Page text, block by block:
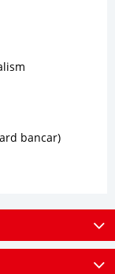
bancar)